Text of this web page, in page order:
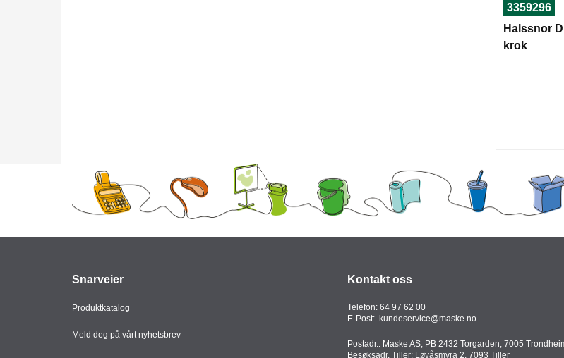
3359296
Halssnor
krok
Snarveier
Produktkatalog
Meld deg på vårt nyhetsbrev
Kontakt oss
Telefon: 64 97 62 00
E-Post: kundeservice@maske.no
Postadr.: Maske AS, PB 2432 Torgarden, 7005
Besøksadr. Tiller: Løvåsmyra 2, 7093 Tiller